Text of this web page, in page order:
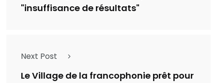
"insuffisance de résultats"
Next Post
Le Village de la francophonie prêt pour